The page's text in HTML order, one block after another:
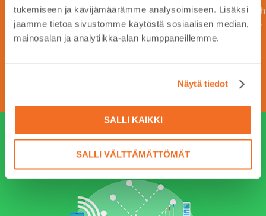
tukemiseen ja kävijämäärämme analysoimiseen. Lisäksi
jaamme tietoa sivustomme käytöstä sosiaalisen median,
mainosalan ja analytiikka-alan kumppaneillemme.
Näytä tiedot
SALLI KAIKKI
SALLI VÄLTTÄMÄTTÖMÄT
Control your car engine heater and track your car location with
your mobile phone. Automatic Driver's Log saves your tracks
and routes effortlessly.
TAILORED SOLUTIONS